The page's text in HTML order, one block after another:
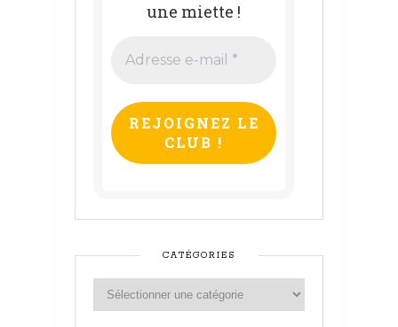
une miette !
e-
*
CATÉGORIES